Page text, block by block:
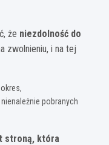
że niezdolność do
zwolnieniu, i na tej
pobranych
stroną, która